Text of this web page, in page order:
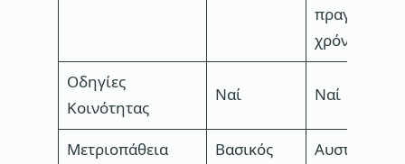
πραγματικό
χρόνο)
Οδηγίες
Κοινότητας
Ναί Ναί
Μετριοπάθεια Βασικός Αυστηρός